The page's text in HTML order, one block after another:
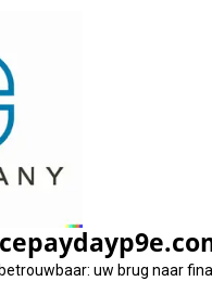
uw brug naar
Alles
Weten